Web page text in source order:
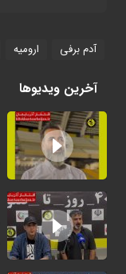
آدم برفی ارومیه
آخرین ویدیوها